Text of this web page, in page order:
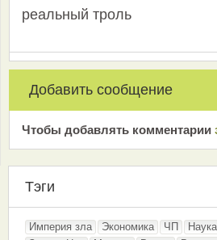
реальный троль
Добавить сообщение
Чтобы добавлять комментарии
Тэги
Империя зла Экономика ЧП